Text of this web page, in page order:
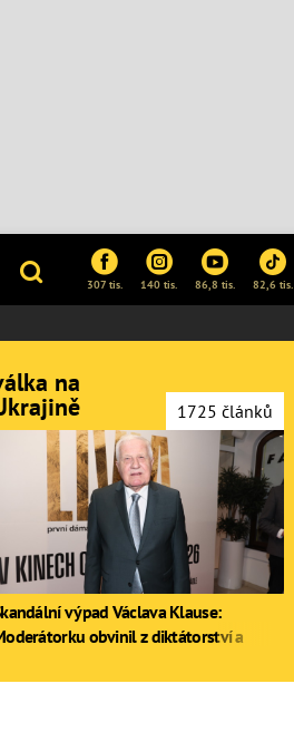
307 tis. 140 tis. 86,8 tis. 82,6 tis.
na
1725 článků
výpad Václava Klause:
obvinil z diktátorství a